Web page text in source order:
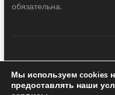
обязательна.
Новости Грузии| Black Sea
Мы используем cookies
предоставлять наши